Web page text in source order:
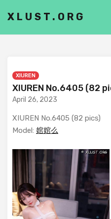
XLUST.ORG
XIUREN
XIUREN No.6405 (82
April 26, 2023
XIUREN No.6405 (82 pics)
Model: 婠婠么